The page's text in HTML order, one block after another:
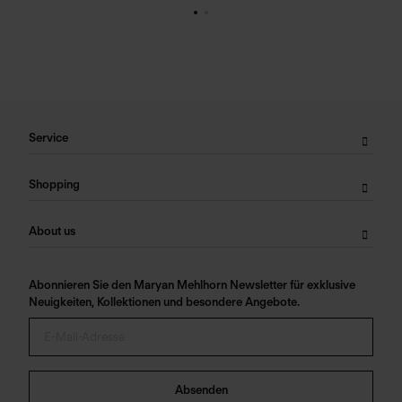
Service
Shopping
About us
Abonnieren Sie den Maryan Mehlhorn Newsletter für exklusive
Neuigkeiten, Kollektionen und besondere Angebote.
Absenden